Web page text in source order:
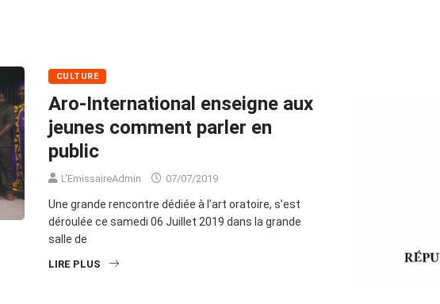
CULTURE
Aro-International enseigne aux
jeunes comment parler en
public
L'EmissaireAdmin 07/07/2019
Une grande rencontre dédiée à l’art oratoire, s’est
déroulée ce samedi 06 Juillet 2019 dans la grande
salle de
LIRE PLUS